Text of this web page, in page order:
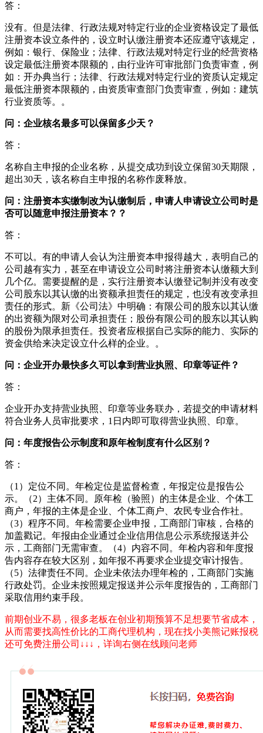
答：
没有。但是法律、行政法规对特定行业的企业资格设定了最低
注册资本设立条件的，设立时认缴注册资本还应遵守该规定，
例如：银行、保险业；法律、行政法规对特定行业的经营资格
设定最低注册资本限额的，由行业许可审批部门负责审查，例
如：开办典当行；法律、行政法规对特定行业的资质认定规定
最低注册资本限额的，由资质审查部门负责审查，例如：建筑
行业资质等。。
问：企业核名最多可以保留多少天？
答：
名称自主申报的企业名称，从提交成功到设立保留30天期限，
超出30天，该名称自主申报的名称作废释放。
问：注册资本实缴制改为认缴制后，申请人申请设立公司时是
否可以随意申报注册资本？？
答：
不可以。有的申请人会认为注册资本申报得越大，表明自己的
公司越有实力，甚至在申请设立公司时将注册资本认缴额大到
几个亿。需要提醒的是，实行注册资本认缴登记制并没有改变
公司股东以其认缴的出资额承担责任的规定，也没有改变承担
责任的形式。新《公司法》中明确：有限公司的股东以其认缴
的出资额为限对公司承担责任；股份有限公司的股东以其认购
的股份为限承担责任。投资者应根据自己实际的能力、实际的
资金供给来决定设立什么样的企业。。
问：企业开办最快多久可以拿到营业执照、印章等证件？
答：
企业开办支持营业执照、印章等业务联办，若提交的申请材料
符合业务人员审批要求，1日内即可取得营业执照、印章。
问：年度报告公示制度和原年检制度有什么区别？
答：
（1）定位不同。年检定位是监督检查，年报定位是报告公
示。（2）主体不同。原年检（验照）的主体是企业、个体工
商户，年报的主体是企业、个体工商户、农民专业合作社。
（3）程序不同。年检需要企业申报，工商部门审核，合格的
加盖戳记。年报由企业通过企业信用信息公示系统报送并公
示，工商部门无需审查。（4）内容不同。年检内容和年度报
告内容存在较大区别，如年报不再要求企业提交审计报告。
（5）法律责任不同。企业未依法办理年检的，工商部门实施
行政处罚。企业未按照规定报送并公示年度报告的，工商部门
采取信用约束手段。
前期创业不易，很多老板在创业初期预算不足想要节省成本，
从而需要找高性价比的工商代理机构，现在找小美熊记账报税
还可免费注册公司↓↓↓，详询右侧在线顾问老师